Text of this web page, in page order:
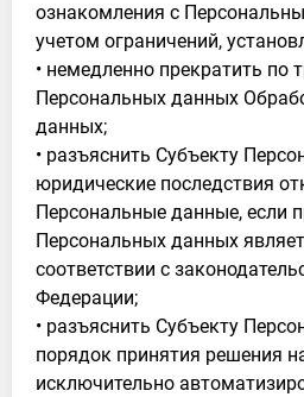
ознакомления с
учетом ограничений,
• немедленно прекратить по
Персональных данных
данных;
• разъяснить Субъекту
юридические последствия
Персональные данные, если
Персональных данных
соответствии с
Федерации;
• разъяснить Субъекту
порядок принятия решения
исключительно